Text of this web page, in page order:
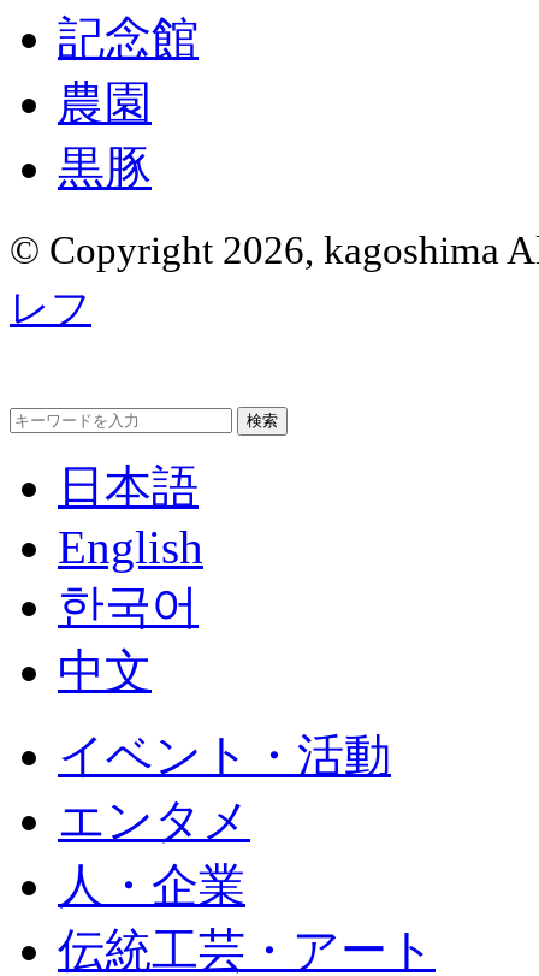
記念館
農園
黒豚
© Copyright 2026, kagoshima
レフ
日本語
English
한국어
中文
イベント・活動
エンタメ
人・企業
伝統工芸・アート